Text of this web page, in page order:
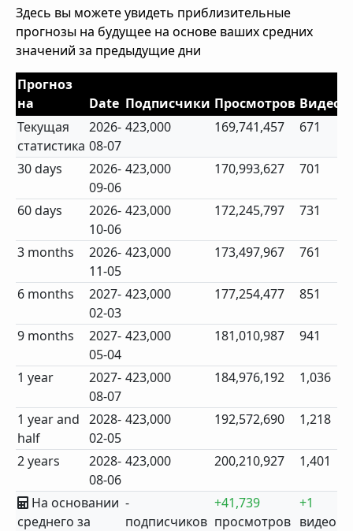
Здесь вы можете увидеть приблизительные
прогнозы на будущее на основе ваших средних
значений за предыдущие дни
Прогноз
на
Date Подписчики Просмотров Видео
Текущая
статистика
2026-
08-07
423,000 169,741,457 671
30 days
2026-
09-06
423,000 170,993,627 701
60 days
2026-
10-06
423,000 172,245,797 731
3 months
2026-
11-05
423,000 173,497,967 761
6 months
2027-
02-03
423,000 177,254,477 851
9 months
2027-
05-04
423,000 181,010,987 941
1 year
2027-
08-07
423,000 184,976,192 1,036
1 year and
half
2028-
02-05
423,000 192,572,690 1,218
2 years
2028-
08-06
423,000 200,210,927 1,401
На основании
среднего за
-
подписчиков
+41,739
просмотров
+1
видео